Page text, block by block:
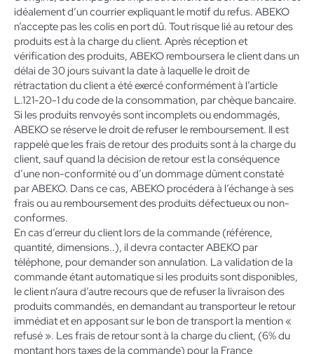
idéalement d’un courrier expliquant le motif du refus. ABEKO
n’accepte pas les colis en port dû. Tout risque lié au retour des
produits est à la charge du client. Après réception et
vérification des produits, ABEKO remboursera le client dans un
délai de 30 jours suivant la date à laquelle le droit de
rétractation du client a été exercé conformément à l’article
L.121-20-1 du code de la consommation, par chèque bancaire.
Si les produits renvoyés sont incomplets ou endommagés,
ABEKO se réserve le droit de refuser le remboursement. Il est
rappelé que les frais de retour des produits sont à la charge du
client, sauf quand la décision de retour est la conséquence
d’une non-conformité ou d’un dommage dûment constaté
par ABEKO. Dans ce cas, ABEKO procédera à l’échange à ses
frais ou au remboursement des produits défectueux ou non-
conformes.
En cas d’erreur du client lors de la commande (référence,
quantité, dimensions..), il devra contacter ABEKO par
téléphone, pour demander son annulation. La validation de la
commande étant automatique si les produits sont disponibles,
le client n’aura d’autre recours que de refuser la livraison des
produits commandés, en demandant au transporteur le retour
immédiat et en apposant sur le bon de transport la mention «
refusé ». Les frais de retour sont à la charge du client, (6% du
montant hors taxes de la commande) pour la France